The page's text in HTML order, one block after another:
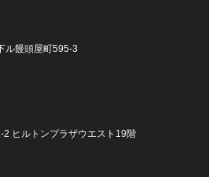
ル饅頭屋町595-3
2 ヒルトンプラザウエスト19階